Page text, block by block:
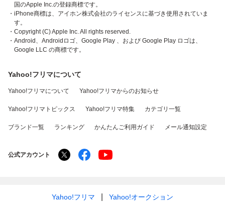
国のApple Inc.の登録商標です。
・iPhone商標は、アイホン株式会社のライセンスに基づき使用されていま
す。
・Copyright (C) Apple Inc. All rights reserved.
・Android、Androidロゴ、Google Play 、および Google Play ロゴは、
Google LLC の商標です。
Yahoo!フリマについて
Yahoo!フリマについて Yahoo!フリマからのお知らせ
Yahoo!フリマトピックス Yahoo!フリマ特集 カテゴリ一覧
ブランド一覧 ランキング かんたんご利用ガイド メール通知設定
公式アカウント
Yahoo!フリマ Yahoo!オークション